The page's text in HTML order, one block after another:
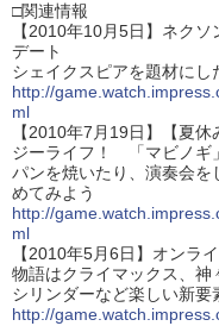
□関連情報
【2010年10月5日】ネク
デート
シェイクスピアを題材にし
http://
ml
【2010年7月19日】【夏
ジーライフ！ 「マビノギ」
パンを焼いたり、演奏会
めてみよう
http://
ml
【2010年5月6日】オンラ
物語はクライマックス、神
シリンダーなど楽しい新要
http://